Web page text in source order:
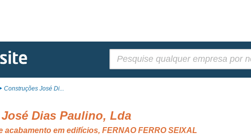
Construções José Di...
Dias Paulino, Lda
acabamento em edifícios, FERNAO FERRO SEIXAL